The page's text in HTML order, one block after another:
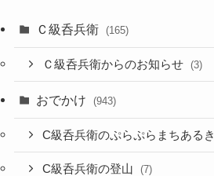
Ｃ級呑兵衛 (165)
Ｃ級呑兵衛からのお知らせ (3)
おでかけ (943)
C級呑兵衛のぷらぷらまちあるき
C級呑兵衛の登山 (7)